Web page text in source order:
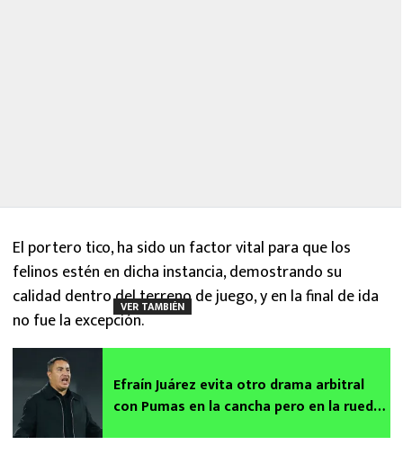
El portero tico, ha sido un factor vital para que los
felinos estén en dicha instancia, demostrando su
calidad dentro del terreno de juego, y en la final de ida
no fue la excepción.
VER TAMBIÉN
Efraín Juárez evita otro drama arbitral
con Pumas en la cancha pero en la rueda